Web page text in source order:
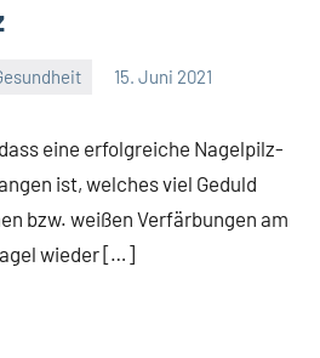
15. Juni 2021
eine erfolgreiche Nagelpilz-
ist, welches viel Geduld
bzw. weißen Verfärbungen am
wieder […]